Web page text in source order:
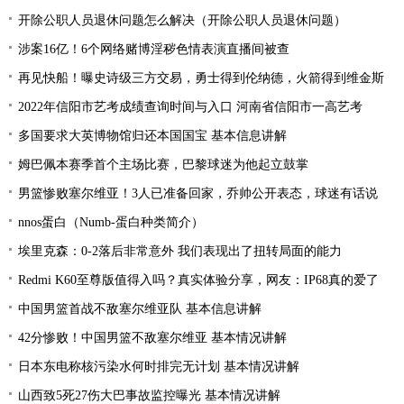
开除公职人员退休问题怎么解决（开除公职人员退休问题）
涉案16亿！6个网络赌博淫秽色情表演直播间被查
再见快船！曝史诗级三方交易，勇士得到伦纳德，火箭得到维金斯
2022年信阳市艺考成绩查询时间与入口 河南省信阳市一高艺考
多国要求大英博物馆归还本国国宝 基本信息讲解
姆巴佩本赛季首个主场比赛，巴黎球迷为他起立鼓掌
男篮惨败塞尔维亚！3人已准备回家，乔帅公开表态，球迷有话说
nnos蛋白（Numb-蛋白种类简介）
埃里克森：0-2落后非常意外 我们表现出了扭转局面的能力
Redmi K60至尊版值得入吗？真实体验分享，网友：IP68真的爱了
中国男篮首战不敌塞尔维亚队 基本信息讲解
42分惨败！中国男篮不敌塞尔维亚 基本情况讲解
日本东电称核污染水何时排完无计划 基本情况讲解
山西致5死27伤大巴事故监控曝光 基本情况讲解